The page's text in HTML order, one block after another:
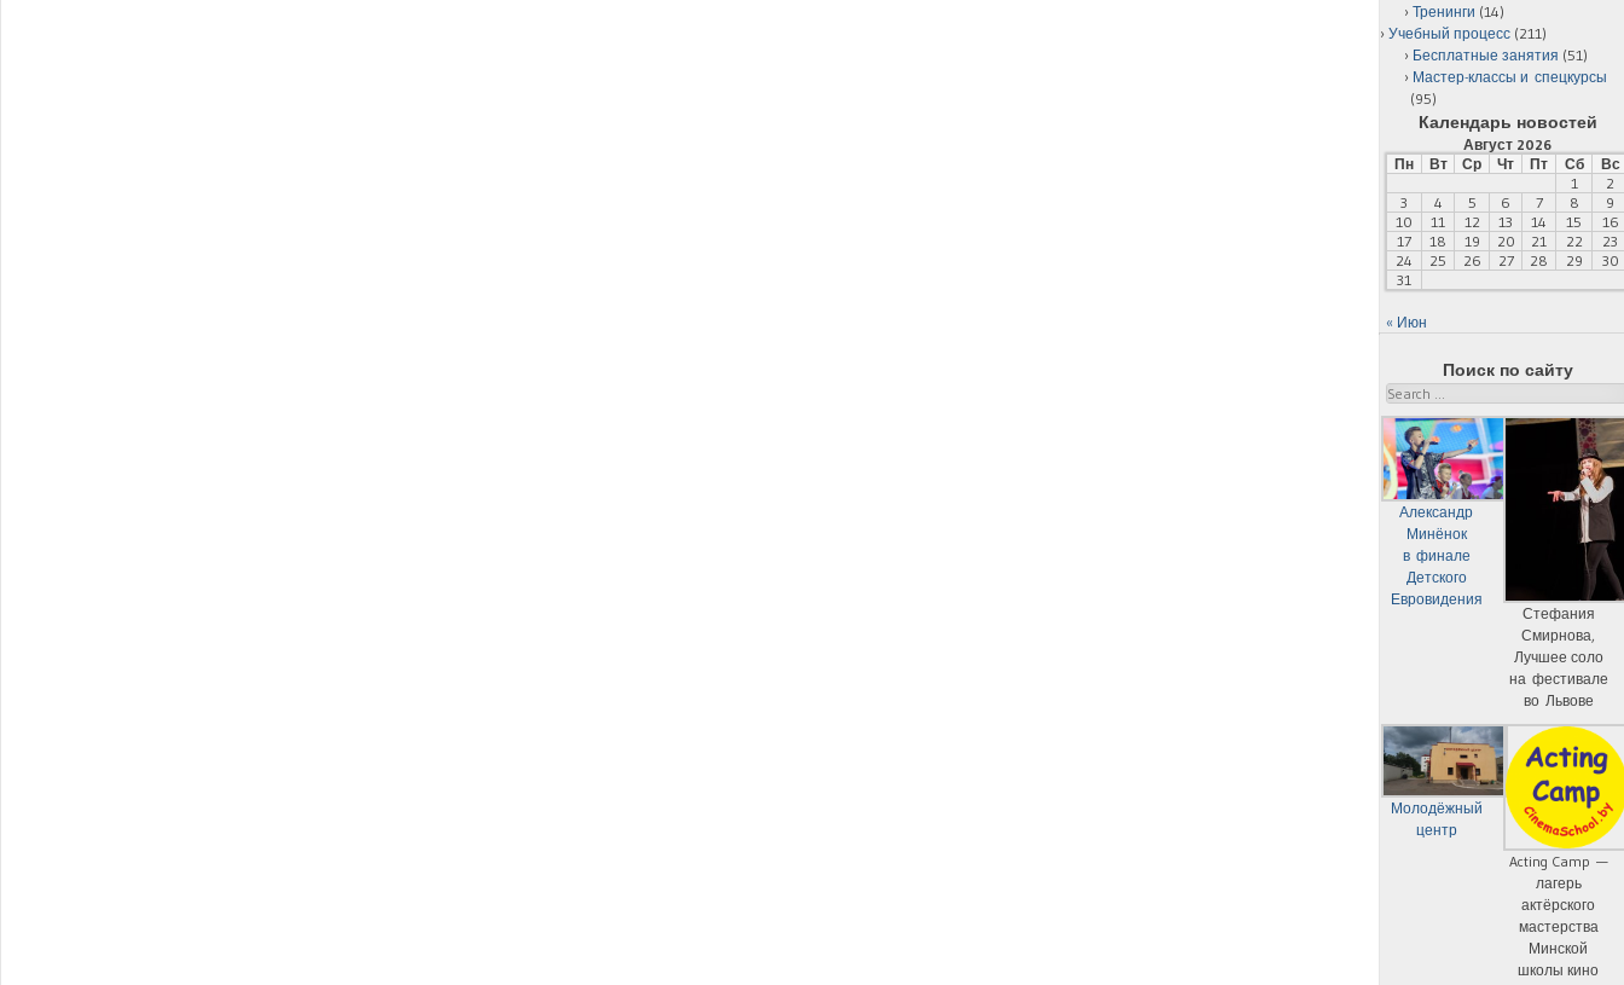
Тренинги (14)
Учебный процесс (211)
Бесплатные занятия (51)
Мастер-классы и спецкурсы
(95)
Календарь новостей
Август 2026
Пн
Вт Ср Чт Пт Сб
Вс
1
2
3
4 5 6 7 8
9
10
11 12 13 14 15
16
17
18 19 20 21 22
23
24
25 26 27 28 29
30
31
« Июн
Поиск по сайту
Search
Александр
Минёнок
в финале
Детского
Евровидения
Стефания
Смирнова,
Лучшее соло
на фестивале
во Львове
Молодёжный
центр
Acting Camp —
лагерь
актёрского
мастерства
Минской
школы кино